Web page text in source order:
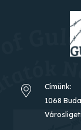
Címünk:
1068